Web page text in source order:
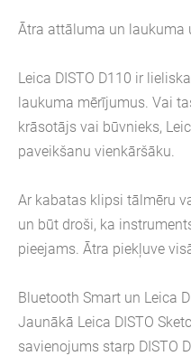
Ātra attāluma un laukuma
Leica DISTO D110 ir
laukuma mērījumus. Vai
krāsotājs vai būvnieks,
paveikšanu vienkāršāku.
Ar kabatas klipsi tālmēru
un būt droši, ka
pieejams. Ātra piekļuve
Bluetooth Smart un Leica
Jaunākā Leica DISTO
savienojums starp DISTO